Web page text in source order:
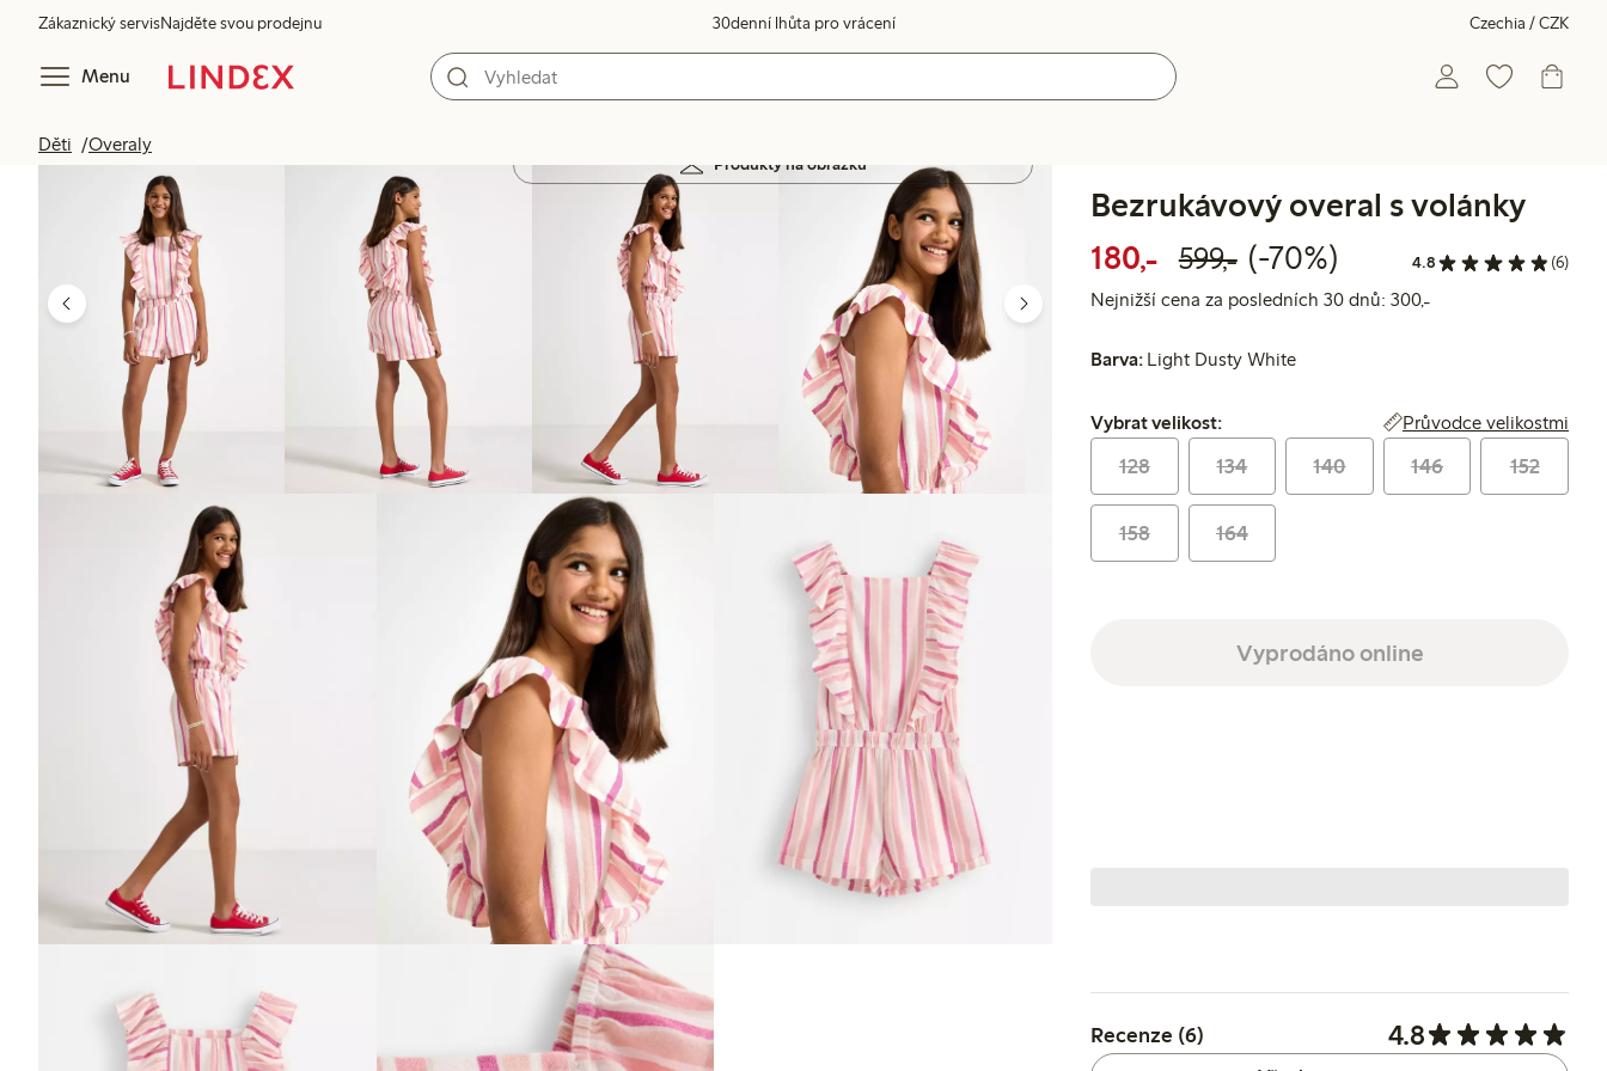
Zákaznický servisNajděte svou prodejnu 30denní lhůta pro vrácení Czechia / CZK
Menu
Děti Overaly
Produkty na obrázku
Bezrukávový overal s volánky
180,- Snížená cena: 180,00 Kč
599,-Běžná cena: 599,00 Kč
70% sleva
(-70%) 4.8 (6)
Nejnižší cena za posledních 30 dnů: 300,-Nejnižší cena za
Barva: Light Dusty White
Vybrat velikost:
Vybrat velikost: Průvodce velikostmi
128 134 140 146 152
158 164
Vyprodáno online
Recenze (6) 4.8